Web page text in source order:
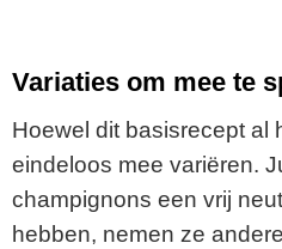
Variaties om mee te
Hoewel dit basisrecept al
eindeloos mee variëren.
champignons een vrij
hebben, nemen ze